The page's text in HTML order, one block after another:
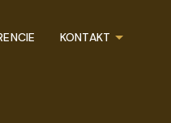
KONTAKT